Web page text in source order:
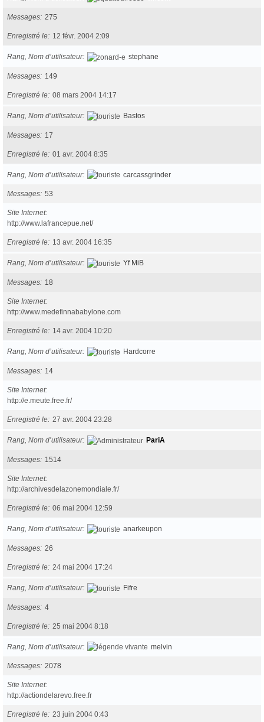
Messages 275
Enregistré le 12 févr. 2004 2:09
Rang, Nom d’utilisateur stephane
Messages 149
Enregistré le 08 mars 2004 14:17
Rang, Nom d’utilisateur Bastos
Messages 17
Enregistré le 01 avr. 2004 8:35
Rang, Nom d’utilisateur carcassgrinder
Messages 53
Site Internet
http://www.lafrancepue.net/
Enregistré le 13 avr. 2004 16:35
Rang, Nom d’utilisateur Yf MiB
Messages 18
Site Internet
http://www.medefinnababylone.com
Enregistré le 14 avr. 2004 10:20
Rang, Nom d’utilisateur Hardcorre
Messages 14
Site Internet
http://e.meute.free.fr/
Enregistré le 27 avr. 2004 23:28
Rang, Nom d’utilisateur PariA
Messages 1514
Site Internet
http://archivesdelazonemondiale.fr/
Enregistré le 06 mai 2004 12:59
Rang, Nom d’utilisateur anarkeupon
Messages 26
Enregistré le 24 mai 2004 17:24
Rang, Nom d’utilisateur Fifre
Messages 4
Enregistré le 25 mai 2004 8:18
Rang, Nom d’utilisateur melvin
Messages 2078
Site Internet
http://actiondelarevo.free.fr
Enregistré le 23 juin 2004 0:43